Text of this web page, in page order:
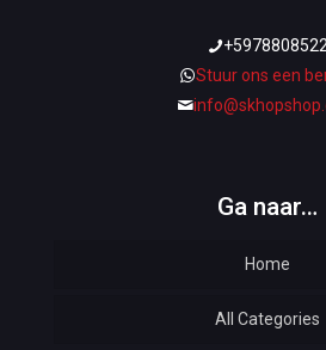
Stuur ons een
Ga naar…
Home
All Categories